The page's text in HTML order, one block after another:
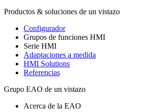
Productos & soluciones de un vistazo
Configurador
Grupos de funciones HMI
Serie HMI
Adaptaciones a medida
HMI Solutions
Referencias
Grupo EAO de un vistazo
Acerca de la EAO